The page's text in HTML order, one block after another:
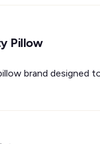
Pillow
brand designed